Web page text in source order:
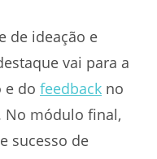
de ideação e
vai para a
e do feedback no
No módulo final,
sucesso de